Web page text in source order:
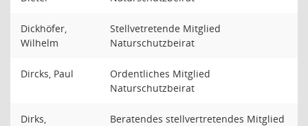
Dickhöfer,
Wilhelm
Stellvetretende Mitglied
Naturschutzbeirat
Dircks, Paul
Ordentliches Mitglied
Naturschutzbeirat
Dirks,
Beratendes stellvertretendes Mitglied